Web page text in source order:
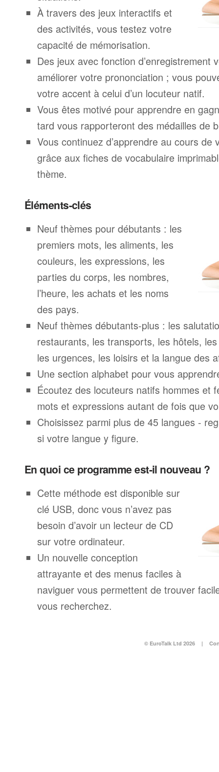
À travers des jeux interactifs et
des activités, vous testez votre
capacité de mémorisation.
Des jeux avec fonction d’enregistrement
améliorer votre prononciation ; vous
votre accent à celui d’un locuteur natif.
Vous êtes motivé pour apprendre en
tard vous rapporteront des médailles de
Vous continuez d’apprendre au cours de
grâce aux fiches de vocabulaire
thème.
Éléments-clés
Neuf thèmes pour débutants : les
premiers mots, les aliments, les
couleurs, les expressions, les
parties du corps, les nombres,
l’heure, les achats et les noms
des pays.
Neuf thèmes débutants-plus : les
restaurants, les transports, les hôtels,
les urgences, les loisirs et la langue des
Une section alphabet pour vous
Écoutez des locuteurs natifs hommes et
mots et expressions autant de fois que
Choisissez parmi plus de 45 langues -
si votre langue y figure.
En quoi ce programme est-il nouveau ?
Cette méthode est disponible sur
clé USB, donc vous n’avez pas
besoin d’avoir un lecteur de CD
sur votre ordinateur.
Un nouvelle conception
attrayante et des menus faciles à
naviguer vous permettent de trouver
vous recherchez.
© EuroTalk Ltd 2026 |